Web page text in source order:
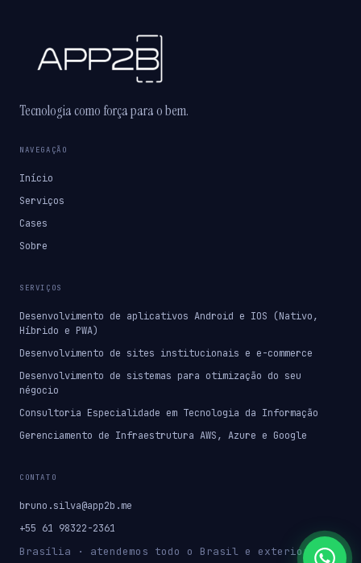
Tecnologia como força para o bem.
NAVEGAÇÃO
Início
Serviços
Cases
Sobre
SERVIÇOS
Desenvolvimento de aplicativos Android e IOS (Nativo,
Híbrido e PWA)
Desenvolvimento de sites institucionais e e-commerce
Desenvolvimento de sistemas para otimização do seu
négocio
Consultoria Especialidade em Tecnologia da Informação
Gerenciamento de Infraestrutura AWS, Azure e Google
CONTATO
bruno.silva@app2b.me
+55 61 98322-2361
Brasília · atendemos todo o Brasil e exterior